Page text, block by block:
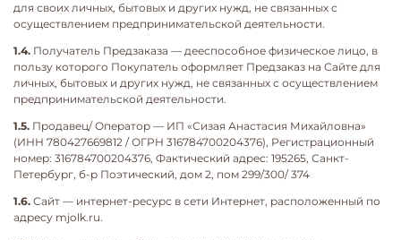
для своих личных, бытовых и других нужд, не связанных с
осуществлением предпринимательской деятельности.
1.4. Получатель Предзаказа — дееспособное физическое лицо, в
пользу которого Покупатель оформляет Предзаказ на Сайте для
личных, бытовых и других нужд, не связанных с осуществлением
предпринимательской деятельности.
1.5. Продавец/ Оператор — ИП «Сизая Анастасия Михайловна»
(ИНН 780427669812 / ОГРН 316784700204376), Регистрационный
номер: 316784700204376, Фактический адрес: 195265, Санкт-
Петербург, б-р Поэтический, дом 2, пом 299/300/ 374
1.6. Сайт — интернет-ресурс в сети Интернет, расположенный по
адресу mjolk.ru.